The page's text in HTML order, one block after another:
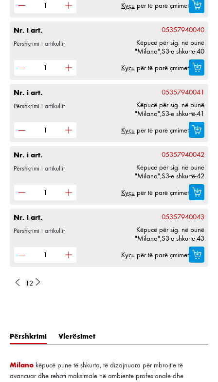
Kyçu për të parë çmimet
Nr. i art. 05357940040
Përshkrimi i artikullit
Këpucë për sig. në punë
"Milano",S3-e shkurtë-40
Kyçu për të parë çmimet
Nr. i art. 05357940041
Përshkrimi i artikullit
Këpucë për sig. në punë
"Milano",S3-e shkurtë-41
Kyçu për të parë çmimet
Nr. i art. 05357940042
Përshkrimi i artikullit
Këpucë për sig. në punë
"Milano",S3-e shkurtë-42
Kyçu për të parë çmimet
Nr. i art. 05357940043
Përshkrimi i artikullit
Këpucë për sig. në punë
"Milano",S3-e shkurtë-43
Kyçu për të parë çmimet
1 2
Përshkrimi Vlerësimet
Milano këpucë pune të shkurta, të dizajnuara për mbrojtje të
avancuar dhe rehati maksimale në ambiente profesionale dhe